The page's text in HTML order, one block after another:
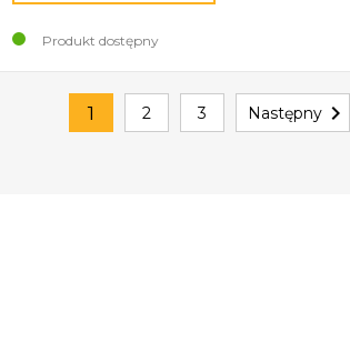
Produkt dostępny
1 2 3 Następny